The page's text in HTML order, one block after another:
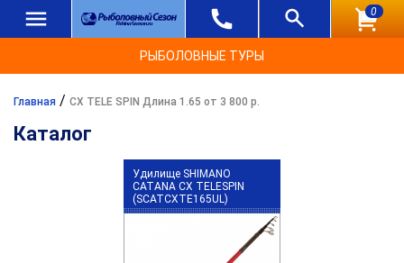
0
РЫБОЛОВНЫЕ ТУРЫ
Главная / CX TELE SPIN Длина 1.65 от 3 800 р.
Каталог
Удилище SHIMANO
CATANA CX TELESPIN
(SCATCXTE165UL)